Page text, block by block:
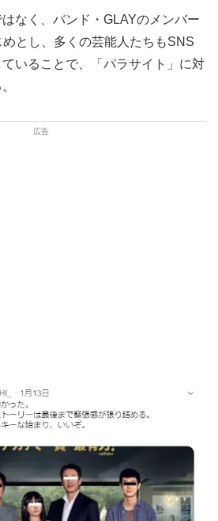
なく、バンド・GLAYのメンバー
とし、多くの芸能人たちもSNS
いることで、「パラサイト」に対